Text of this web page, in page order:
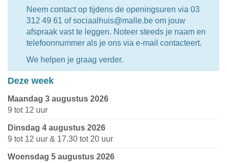
Neem contact op tijdens de openingsuren via 03
312 49 61 of sociaalhuis@malle.be om jouw
afspraak vast te leggen. Noteer steeds je naam en
telefoonnummer als je ons via e-mail contacteert.
We helpen je graag verder.
Deze week
maandag 3 augustus 2026
9 tot 12 uur
dinsdag 4 augustus 2026
9 tot 12 uur & 17.30 tot 20 uur
woensdag 5 augustus 2026